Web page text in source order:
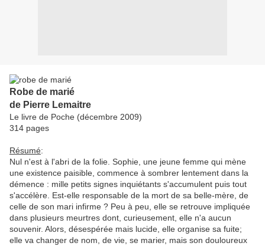
Robe de marié
de Pierre Lemaitre
Le livre de Poche (décembre 2009)
314 pages
Résumé:
Nul n'est à l'abri de la folie. Sophie, une jeune femme qui mène
une existence paisible, commence à sombrer lentement dans la
démence : mille petits signes inquiétants s'accumulent puis tout
s'accélère. Est-elle responsable de la mort de sa belle-mère, de
celle de son mari infirme ? Peu à peu, elle se retrouve impliquée
dans plusieurs meurtres dont, curieusement, elle n'a aucun
souvenir. Alors, désespérée mais lucide, elle organise sa fuite;
elle va changer de nom, de vie, se marier, mais son douloureux